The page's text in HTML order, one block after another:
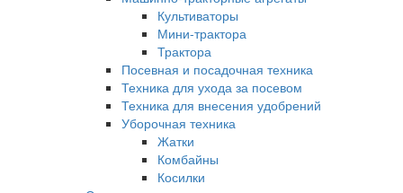
Культиваторы
Мини-трактора
Трактора
Посевная и посадочная техника
Техника для ухода за посевом
Техника для внесения удобрений
Уборочная техника
Жатки
Комбайны
Косилки